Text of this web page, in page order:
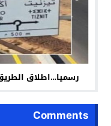
رسميا…اطلاق
Comments